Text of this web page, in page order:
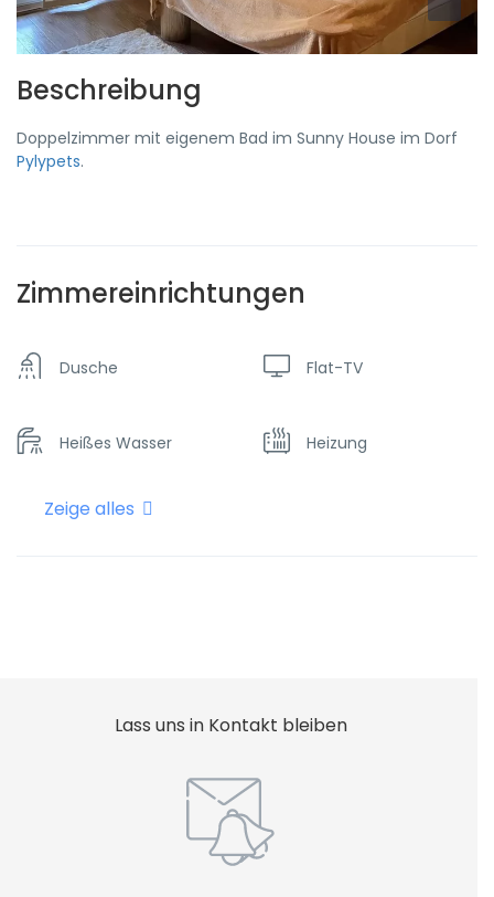
Beschreibung
Doppelzimmer mit eigenem Bad im Sunny House im Dorf
Pylypets.
Zimmereinrichtungen
Dusche Flat-TV
Heißes Wasser Heizung
Internet - Wifi
Zeige alles
Lass uns in Kontakt bleiben